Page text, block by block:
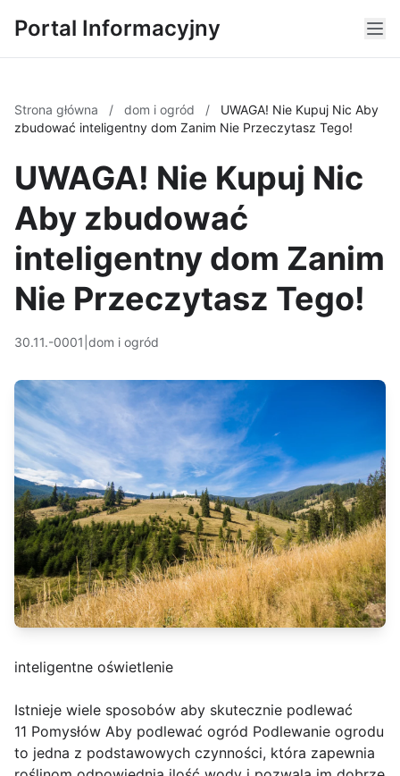
Portal Informacyjny
Strona główna / dom i ogród /
UWAGA! Nie Kupuj Nic Aby
zbudować inteligentny dom Zanim Nie Przeczytasz Tego!
UWAGA! Nie Kupuj Nic
Aby zbudować
inteligentny dom Zanim
Nie Przeczytasz Tego!
30.11.-0001 dom i ogród
inteligentne oświetlenie
Istnieje wiele sposobów aby skutecznie podlewać
11 Pomysłów Aby podlewać ogród Podlewanie ogrodu
to jedna z podstawowych czynności, która zapewnia